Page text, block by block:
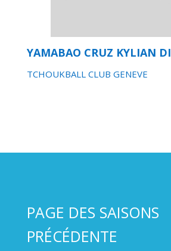
YAMABAO CRUZ KYLIAN DI
TCHOUKBALL CLUB GENEVE
PAGE DES SAISONS
PRÉCÉDENTE